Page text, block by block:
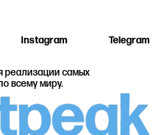
реализации самых
всему миру.
Instagram Telegram